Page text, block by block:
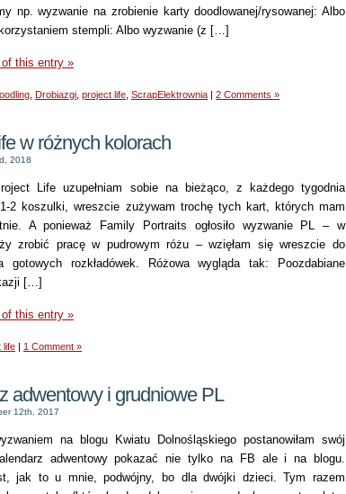
np. wyzwanie na zrobienie karty doodlowanej/rysowanej: Albo
stempli: Albo wyzwanie (z […]
this entry »
Drobiazgi project life ScrapElektrownia | 2 Comments »
w różnych kolorach
2018
Life uzupełniam sobie na bieżąco, z każdego tygodnia
2 koszulki, wreszcie zużywam trochę tych kart, których mam
A ponieważ Family Portraits ogłosiło wyzwanie PL – w
zrobić pracę w pudrowym różu – wzięłam się wreszcie do
gotowych rozkładówek. Różowa wygląda tak: Poozdabiane
[…]
this entry »
life | 1 Comment »
adwentowy i grudniowe PL
12th, 2017
na blogu Kwiatu Dolnośląskiego postanowiłam swój
adwentowy pokazać nie tylko na FB ale i na blogu.
jak to u mnie, podwójny, bo dla dwójki dzieci. Tym razem